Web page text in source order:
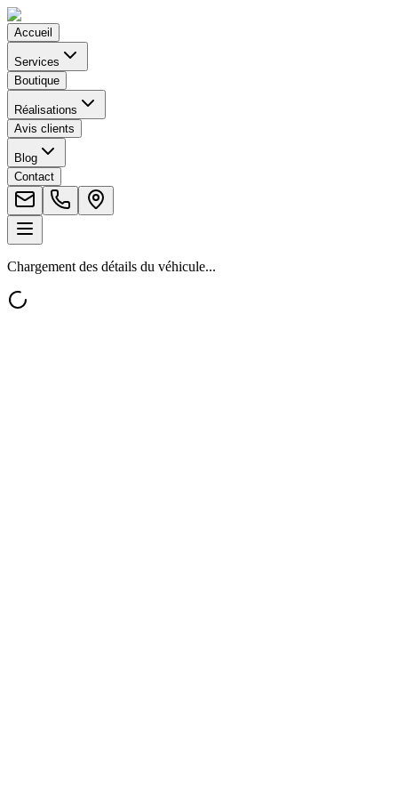
Accueil
Services
Boutique
Réalisations
Avis clients
Blog
Contact
Chargement des détails du véhicule...